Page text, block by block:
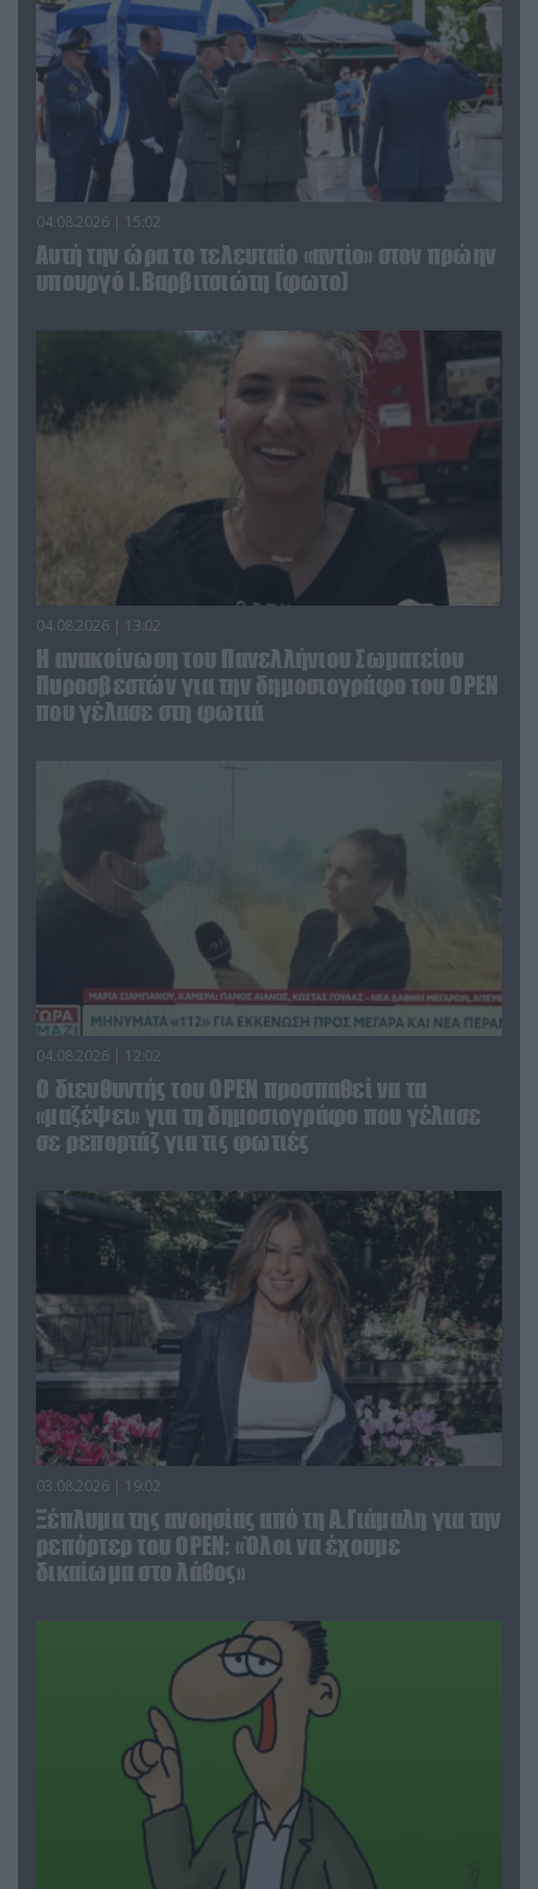
04.08.2026 | 15:02
Αυτή την ώρα το τελευταίο «αντίο» στον πρώην
υπουργό Ι.Βαρβιτσιώτη (φωτο)
04.08.2026 | 13:02
Η ανακοίνωση του Πανελλήνιου Σωματείου
Πυροσβεστών για την δημοσιογράφο του OPEN
που γέλασε στη φωτιά
04.08.2026 | 12:02
O διευθυντής του OPEN προσπαθεί να τα
«μαζέψει» για τη δημοσιογράφο που γέλασε
σε ρεπορτάζ για τις φωτιές
03.08.2026 | 19:02
Ξέπλυμα της ανοησίας από τη Α.Γιάμαλη για την
ρεπόρτερ του ΟΡΕΝ: «Όλοι να έχουμε
δικαίωμα στο λάθος»